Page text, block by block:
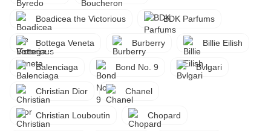
Boadicea the Victorious BDK Parfums
Bottega Veneta Burberry Billie Eilish
Balenciaga Bond No. 9 Bvlgari
Christian Dior Chanel
Christian Louboutin Chopard